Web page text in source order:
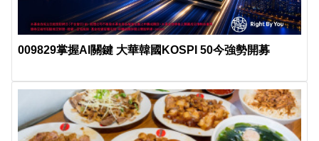
009829掌握AI關鍵 大華韓國KOSPI 50今強勢開募